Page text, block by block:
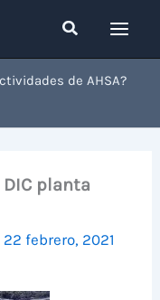
Buscar
de AHSA?
planta
22 febrero, 2021